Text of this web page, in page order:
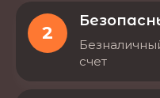
2
счет